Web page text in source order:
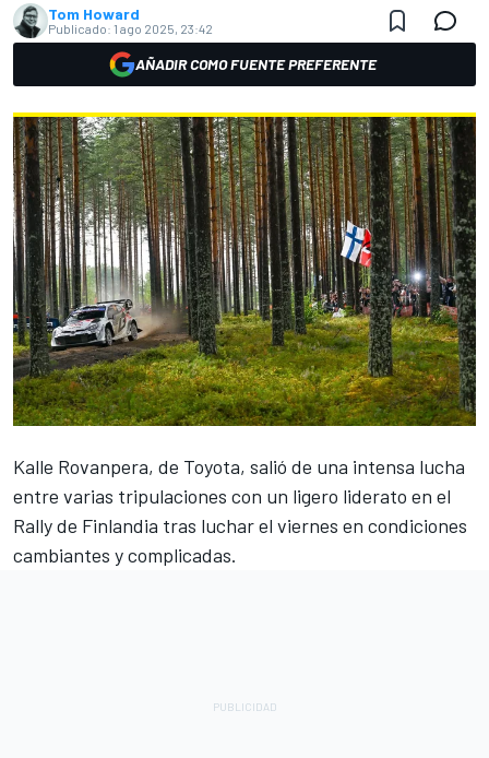
Tom Howard
Publicado: 1 ago 2025, 23:42
AÑADIR COMO FUENTE PREFERENTE
Kalle Rovanpera, de Toyota, salió de una intensa lucha
entre varias tripulaciones con un ligero liderato en el
Rally de Finlandia tras luchar el viernes en condiciones
cambiantes y complicadas.